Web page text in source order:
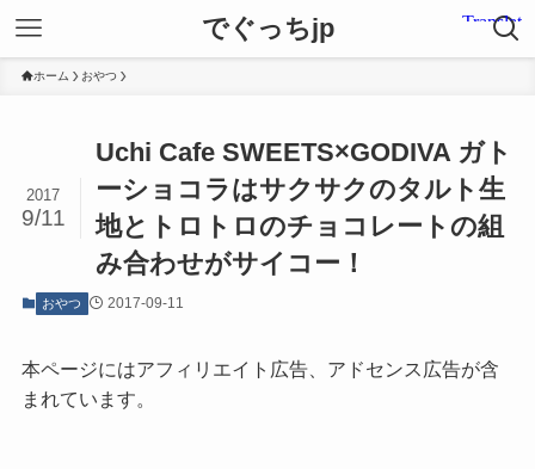
でぐっちjp
ホーム おやつ
Uchi Cafe SWEETS×GODIVA ガト
ーショコラはサクサクのタルト生
地とトロトロのチョコレートの組
み合わせがサイコー！
2017
9/11
おやつ 2017-09-11
本ページにはアフィリエイト広告、アドセンス広告が含
まれています。